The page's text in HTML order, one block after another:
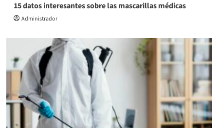
15 datos interesantes sobre las mascarillas médicas
Administrador